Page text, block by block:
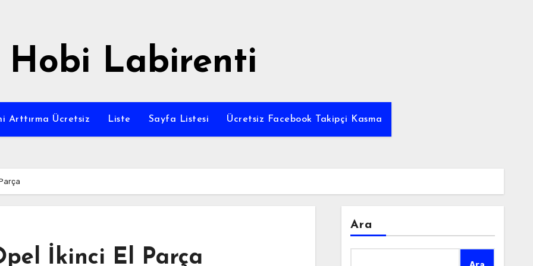
Hobi Labirenti
Arttırma Ücretsiz Liste Sayfa Listesi Ücretsiz Facebook Takipçi Kasma
İkinci El Parça
Ara